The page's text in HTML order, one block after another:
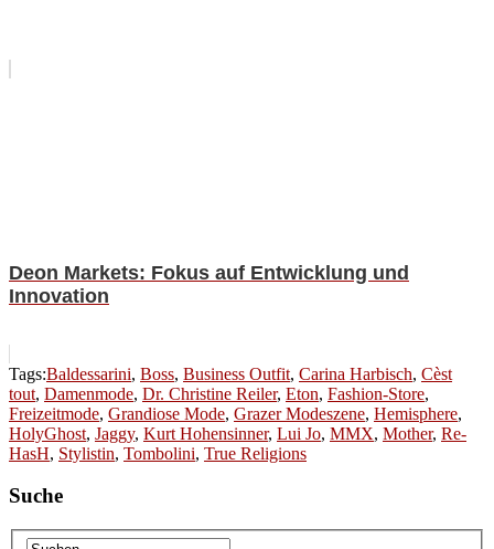
Deon Markets: Fokus auf Entwicklung und
Innovation
Tags:Baldessarini, Boss, Business Outfit, Carina Harbisch, Cèst
tout, Damenmode, Dr. Christine Reiler, Eton, Fashion-Store,
Freizeitmode, Grandiose Mode, Grazer Modeszene, Hemisphere,
HolyGhost, Jaggy, Kurt Hohensinner, Lui Jo, MMX, Mother, Re-
HasH, Stylistin, Tombolini, True Religions
Suche